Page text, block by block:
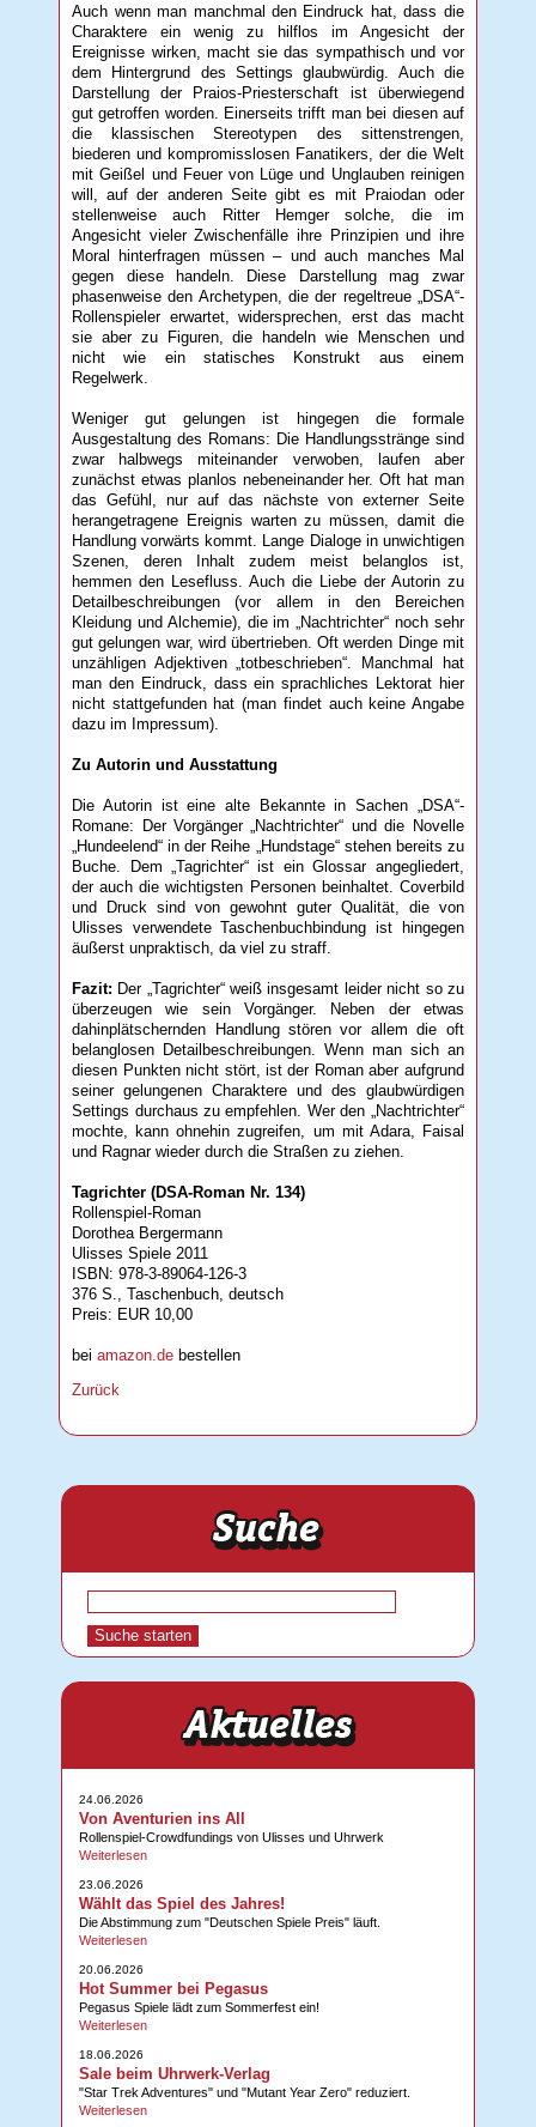
Auch wenn man manchmal den Eindruck hat, dass die
Charaktere ein wenig zu hilflos im Angesicht der
Ereignisse wirken, macht sie das sympathisch und vor
dem Hintergrund des Settings glaubwürdig. Auch die
Darstellung der Praios-Priesterschaft ist überwiegend
gut getroffen worden. Einerseits trifft man bei diesen auf
die klassischen Stereotypen des sittenstrengen,
biederen und kompromisslosen Fanatikers, der die Welt
mit Geißel und Feuer von Lüge und Unglauben reinigen
will, auf der anderen Seite gibt es mit Praiodan oder
stellenweise auch Ritter Hemger solche, die im
Angesicht vieler Zwischenfälle ihre Prinzipien und ihre
Moral hinterfragen müssen – und auch manches Mal
gegen diese handeln. Diese Darstellung mag zwar
phasenweise den Archetypen, die der regeltreue „DSA“-
Rollenspieler erwartet, widersprechen, erst das macht
sie aber zu Figuren, die handeln wie Menschen und
nicht wie ein statisches Konstrukt aus einem
Regelwerk.
Weniger gut gelungen ist hingegen die formale
Ausgestaltung des Romans: Die Handlungsstränge sind
zwar halbwegs miteinander verwoben, laufen aber
zunächst etwas planlos nebeneinander her. Oft hat man
das Gefühl, nur auf das nächste von externer Seite
herangetragene Ereignis warten zu müssen, damit die
Handlung vorwärts kommt. Lange Dialoge in unwichtigen
Szenen, deren Inhalt zudem meist belanglos ist,
hemmen den Lesefluss. Auch die Liebe der Autorin zu
Detailbeschreibungen (vor allem in den Bereichen
Kleidung und Alchemie), die im „Nachtrichter“ noch sehr
gut gelungen war, wird übertrieben. Oft werden Dinge mit
unzähligen Adjektiven „totbeschrieben“. Manchmal hat
man den Eindruck, dass ein sprachliches Lektorat hier
nicht stattgefunden hat (man findet auch keine Angabe
dazu im Impressum).
Zu Autorin und Ausstattung
Die Autorin ist eine alte Bekannte in Sachen „DSA“-
Romane: Der Vorgänger „Nachtrichter“ und die Novelle
„Hundeelend“ in der Reihe „Hundstage“ stehen bereits zu
Buche. Dem „Tagrichter“ ist ein Glossar angegliedert,
der auch die wichtigsten Personen beinhaltet. Coverbild
und Druck sind von gewohnt guter Qualität, die von
Ulisses verwendete Taschenbuchbindung ist hingegen
äußerst unpraktisch, da viel zu straff.
Fazit: Der „Tagrichter“ weiß insgesamt leider nicht so zu
überzeugen wie sein Vorgänger. Neben der etwas
dahinplätschernden Handlung stören vor allem die oft
belanglosen Detailbeschreibungen. Wenn man sich an
diesen Punkten nicht stört, ist der Roman aber aufgrund
seiner gelungenen Charaktere und des glaubwürdigen
Settings durchaus zu empfehlen. Wer den „Nachtrichter“
mochte, kann ohnehin zugreifen, um mit Adara, Faisal
und Ragnar wieder durch die Straßen zu ziehen.
Tagrichter (DSA-Roman Nr. 134)
Rollenspiel-Roman
Dorothea Bergermann
Ulisses Spiele 2011
ISBN: 978-3-89064-126-3
376 S., Taschenbuch, deutsch
Preis: EUR 10,00
beiamazon.de bestellen
Zurück
24.06.2026
Von Aventurien ins All
Rollenspiel-Crowdfundings von Ulisses und Uhrwerk
Weiterlesen
23.06.2026
Wählt das Spiel des Jahres!
Die Abstimmung zum "Deutschen Spiele Preis" läuft.
Weiterlesen
20.06.2026
Hot Summer bei Pegasus
Pegasus Spiele lädt zum Sommerfest ein!
Weiterlesen
18.06.2026
Sale beim Uhrwerk-Verlag
"Star Trek Adventures" und "Mutant Year Zero" reduziert.
Weiterlesen